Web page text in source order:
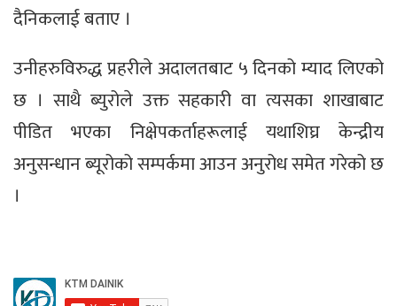
दैनिकलाई बताए ।
उनीहरुविरुद्ध प्रहरीले अदालतबाट ५ दिनको म्याद लिएको
छ । साथै ब्युरोले उक्त सहकारी वा त्यसका शाखाबाट
पीडित भएका निक्षेपकर्ताहरूलाई यथाशिघ्र केन्द्रीय
अनुसन्धान ब्यूरोको सम्पर्कमा आउन अनुरोध समेत गरेको छ
।